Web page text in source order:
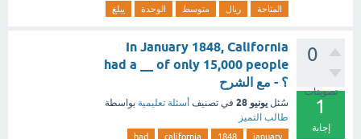
المتاحة
ريال متوسط الوحدة يبلغ
0
تصويتات
1
إجابة
In January 1848, California
had a __ of only 15,000 people
؟ - مع الشرح
سُئل يونيو 28 في تصنيف أسئلة تعليمية بواسطة
طالب التميز
january
1848
california
had